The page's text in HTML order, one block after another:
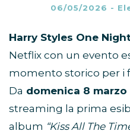
06/05/2026 -
Harry Styles One
Netflix con un evento
momento storico per i
Da domenica 8 marzo
streaming la prima
album “Kiss All The